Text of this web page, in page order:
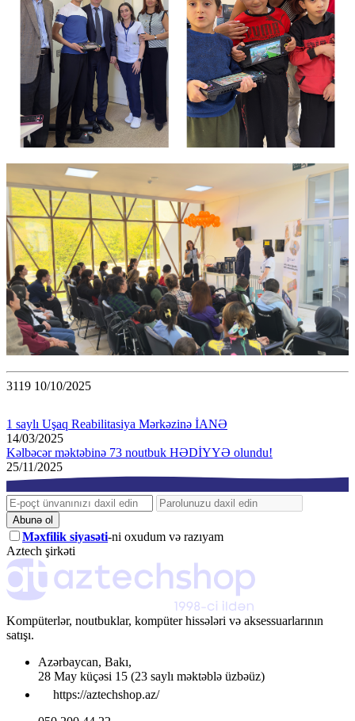
3119 10/10/2025
1 saylı Uşaq Reabilitasiya Mərkəzinə İANƏ
14/03/2025
Kəlbəcər məktəbinə 73 noutbuk HƏDİYYƏ olundu!
25/11/2025
Abunə ol
Məxfilik siyasəti-ni oxudum və razıyam
Aztech şirkəti
Kompüterlər, noutbuklar, kompüter hissələri və aksessuarlarının
satışı.
Azərbaycan, Bakı,
28 May küçəsi 15 (23 saylı məktəblə üzbəüz)
https://aztechshop.az/